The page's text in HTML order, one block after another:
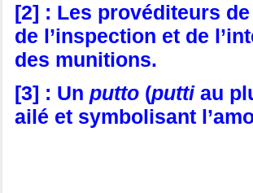
[2] : Les provéditeurs
de l’inspection et de
des munitions.
[3] : Un putto (puttiau
ailé et symbolisant